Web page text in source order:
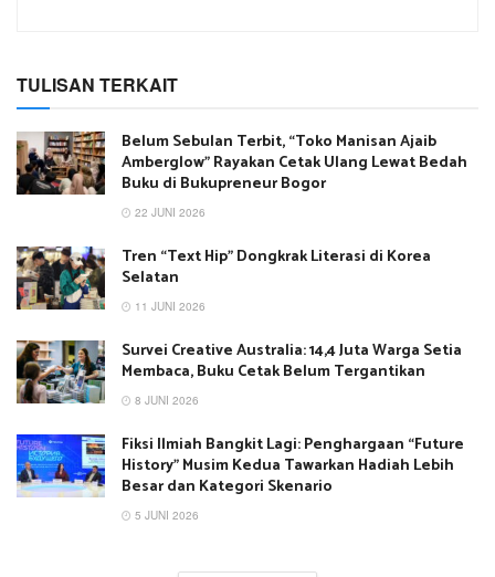
TULISAN TERKAIT
Belum Sebulan Terbit, “Toko Manisan Ajaib
Amberglow” Rayakan Cetak Ulang Lewat Bedah
Buku di Bukupreneur Bogor
22 JUNI 2026
Tren “Text Hip” Dongkrak Literasi di Korea
Selatan
11 JUNI 2026
Survei Creative Australia: 14,4 Juta Warga Setia
Membaca, Buku Cetak Belum Tergantikan
8 JUNI 2026
Fiksi Ilmiah Bangkit Lagi: Penghargaan “Future
History” Musim Kedua Tawarkan Hadiah Lebih
Besar dan Kategori Skenario
5 JUNI 2026